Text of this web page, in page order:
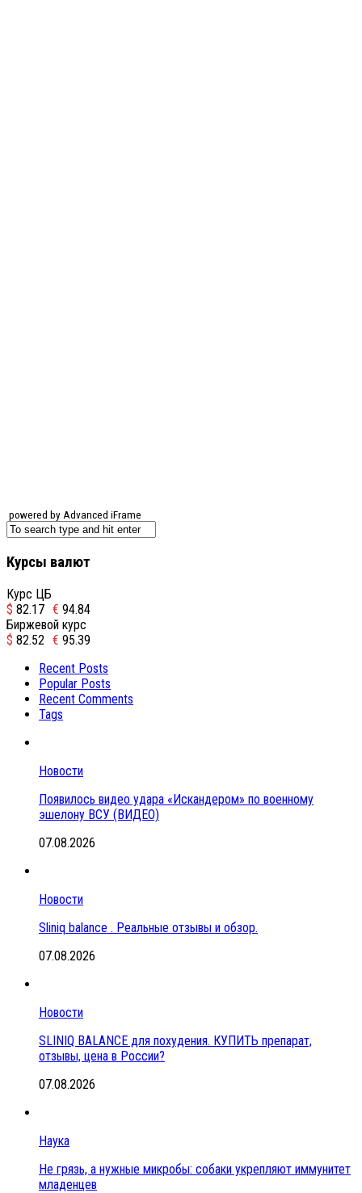
powered by Advanced iFrame
Курсы валют
Курс ЦБ
$ 82.17 € 94.84
Биржевой курс
$ 82.52 € 95.39
Recent Posts
Popular Posts
Recent Comments
Tags
Новости
Появилось видео удара «Искандером» по военному
эшелону ВСУ (ВИДЕО)
07.08.2026
Новости
Sliniq balance . Реальные отзывы и обзор.
07.08.2026
Новости
SLINIQ BALANCE для похудения. КУПИТЬ препарат,
отзывы, цена в России?
07.08.2026
Наука
Не грязь, а нужные микробы: собаки укрепляют иммунитет
младенцев